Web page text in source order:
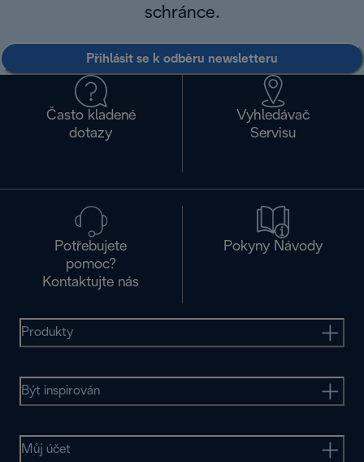
schránce.
Přihlásit se k odběru newsletteru
Často kladené
dotazy
Vyhledávač
Servisu
Potřebujete
pomoc?
Kontaktujte nás
Pokyny Návody
Produkty
Být inspirován
Můj účet